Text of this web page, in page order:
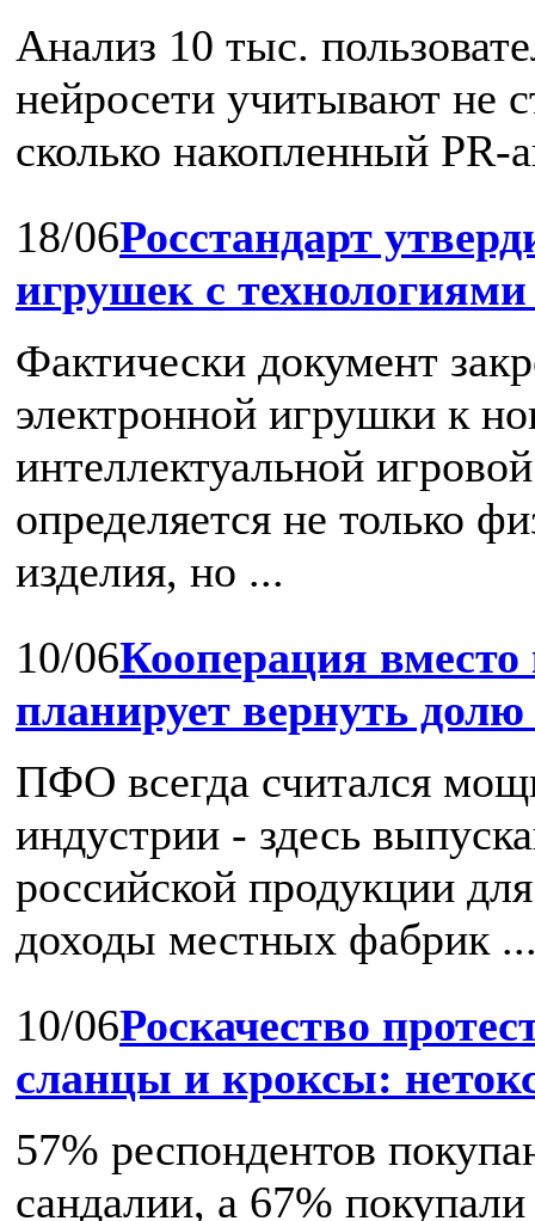
Анализ 10 тыс.
нейросети учитывают не
сколько накопленный PR-
18/06Росстандарт
игрушек с
Фактически документ
электронной игрушки к
интеллектуальной
определяется не только
изделия, но ...
10/06Кооперация
планирует вернуть
ПФО всегда считался
индустрии - здесь
российской продукции
доходы местных фабрик
10/06Роскачество
сланцы и кроксы:
57% респондентов
сандалии, а 67%